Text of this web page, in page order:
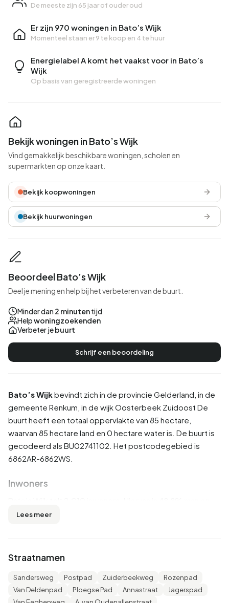
De meeste zijn 65 jaar of ouder oud
Er zijn 970 woningen in Bato’s Wijk
Momenteel staan er9 te koop en 4 te huur
Energielabel A komt het vaakst voor in Bato’s
Wijk
Op basis van geregistreerde woningen
Bato’s Wijkbevindt zich in de provincie Gelderland , in de
gemeente Renkum , in de wijkOosterbeek Zuidoost De
buurt heeft een totaal oppervlakte van 85 hectare,
waarvan 85 hectare land en 0 hectare water is. De buurt is
gecodeerd als BU02741102. Het postcodegebied is
6862AR-6862WS.
Inwoners
51,2% vrouw. De meeste inwoners zijn 65 jaar of ouder
ongehuwd, 42,0% is gehuwd, 8,5% is gescheiden en 8,0%
is verweduwd. 1.700 inwoners komen uit Nederland, 145
komen uit Europa en 170 komen uit landen buiten Europa.
Lees meer
Straatnamen
Sandersweg Postpad Zuiderbeekweg
Rozenpad
Van Deldenpad
Ploegse Pad Annastraat
Jagerspad
Bekijk woningen in Bato’s Wijk
Vind gemakkelijk beschikbare woningen, scholen en
supermarkten op onze kaart.
Bekijk koopwoningen
Bekijk huurwoningen
Beoordeel Bato’s Wijk
Deel je mening en help bij het verbeteren van de buurt.
Minder dan 2 minutentijd
Helpwoningzoekenden
Verbeter jebuurt
Schrijf een beoordeling